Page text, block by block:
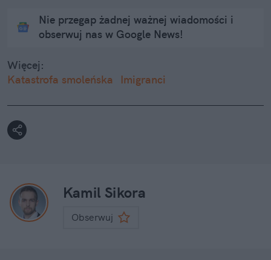
Nie przegap żadnej ważnej wiadomości i
obserwuj nas w Google News!
Więcej:
Katastrofa smoleńska
Imigranci
Kamil Sikora
Obserwuj